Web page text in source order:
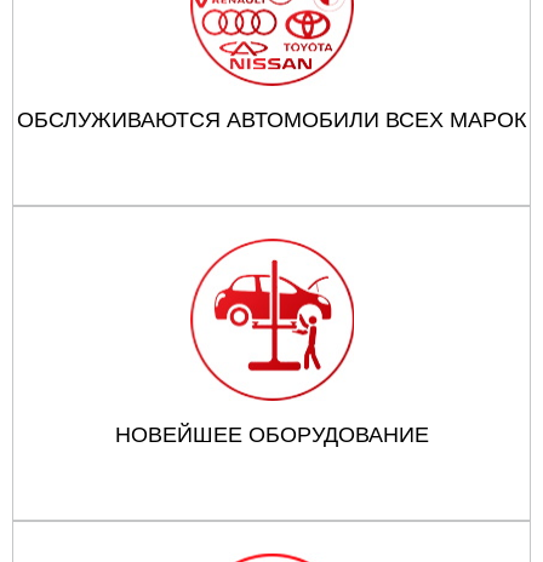
ОБСЛУЖИВАЮТСЯ АВТОМОБИЛИ ВСЕХ МАРОК
НОВЕЙШЕЕ ОБОРУДОВАНИЕ